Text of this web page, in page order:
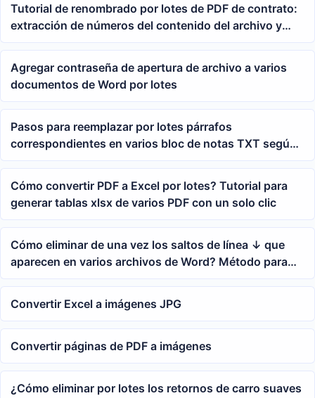
Tutorial de renombrado por lotes de PDF de contrato:
extracción de números del contenido del archivo y
sobrescritura del nombre original del archivo
Agregar contraseña de apertura de archivo a varios
documentos de Word por lotes
Pasos para reemplazar por lotes párrafos
correspondientes en varios bloc de notas TXT según
palabras clave
Cómo convertir PDF a Excel por lotes? Tutorial para
generar tablas xlsx de varios PDF con un solo clic
Cómo eliminar de una vez los saltos de línea ↓ que
aparecen en varios archivos de Word? Método para
limpiar retornos suaves en masa
Convertir Excel a imágenes JPG
Convertir páginas de PDF a imágenes
¿Cómo eliminar por lotes los retornos de carro suaves